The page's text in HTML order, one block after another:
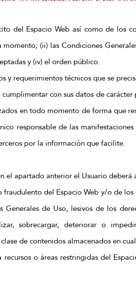
del Espacio Web así como de los
(ii) las Condiciones
y (iv) el orden público.
y requerimientos técnicos que se
con sus datos de
en todo momento de forma que
responsable de las
por la información que facilite.
el apartado anterior el Usuario deberá
fraudulento del Espacio Web y/o de
Generales de Uso, lesivos de los
sobrecargar, deteriorar o
de contenidos almacenados en
o áreas restringidas del